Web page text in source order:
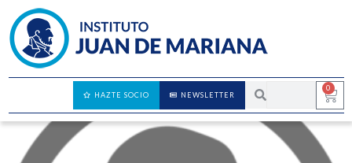
0
NEWSLETTER
HAZTE SOCIO